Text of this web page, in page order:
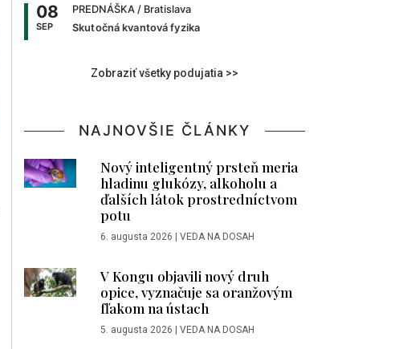
08
SEP
PREDNÁŠKA / Bratislava
Skutočná kvantová fyzika
Zobraziť všetky podujatia >>
NAJNOVŠIE ČLÁNKY
Nový inteligentný prsteň meria
hladinu glukózy, alkoholu a
ďalších látok prostredníctvom
potu
6. augusta 2026 | VEDA NA DOSAH
V Kongu objavili nový druh
opice, vyznačuje sa oranžovým
fľakom na ústach
5. augusta 2026 | VEDA NA DOSAH